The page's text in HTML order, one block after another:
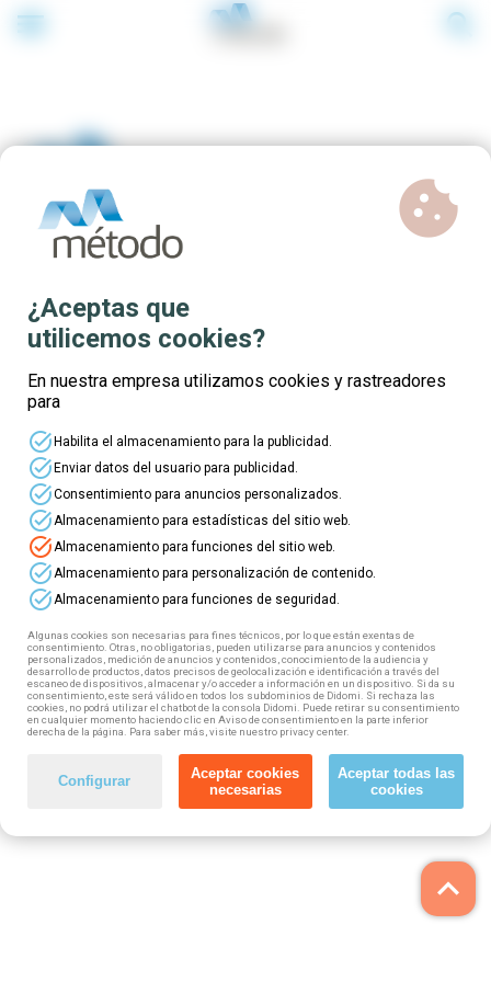
menu search
Sistemas de información
geográfica
keyboard_arrow_up
¿Aceptas que
utilicemos cookies?
cookie
En nuestra empresa utilizamos cookies y rastreadores
para
task_altHabilita el almacenamiento para la publicidad.
task_altEnviar datos del usuario para publicidad.
task_altConsentimiento para anuncios personalizados.
task_alt Almacenamiento para estadísticas del sitio web.
task_alt Almacenamiento para funciones del sitio web.
task_alt Almacenamiento para personalización de contenido.
task_alt Almacenamiento para funciones de seguridad.
Algunas cookies son necesarias para fines técnicos, por lo que están exentas de
consentimiento. Otras, no obligatorias, pueden utilizarse para anuncios y contenidos
personalizados, medición de anuncios y contenidos, conocimiento de la audiencia y
desarrollo de productos, datos precisos de geolocalización e identificación a través del
escaneo de dispositivos, almacenar y/o acceder a información en un dispositivo. Si da su
consentimiento, este será válido en todos los subdominios de Didomi. Si rechaza las
cookies, no podrá utilizar el chatbot de la consola Didomi. Puede retirar su consentimiento
en cualquier momento haciendo clic en Aviso de consentimiento en la parte inferior
derecha de la página. Para saber más, visite nuestro privacy center.
Configurar
Aceptar cookies
necesarias
Aceptar todas las
cookies